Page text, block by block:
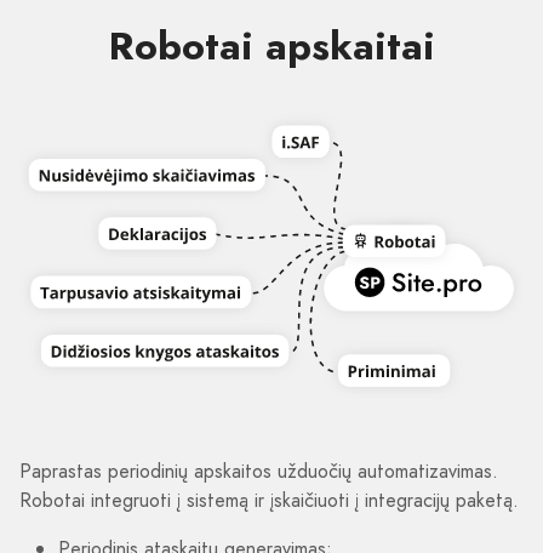
Robotai apskaitai
Paprastas periodinių apskaitos užduočių automatizavimas.
Robotai integruoti į sistemą ir įskaičiuoti į integracijų paketą.